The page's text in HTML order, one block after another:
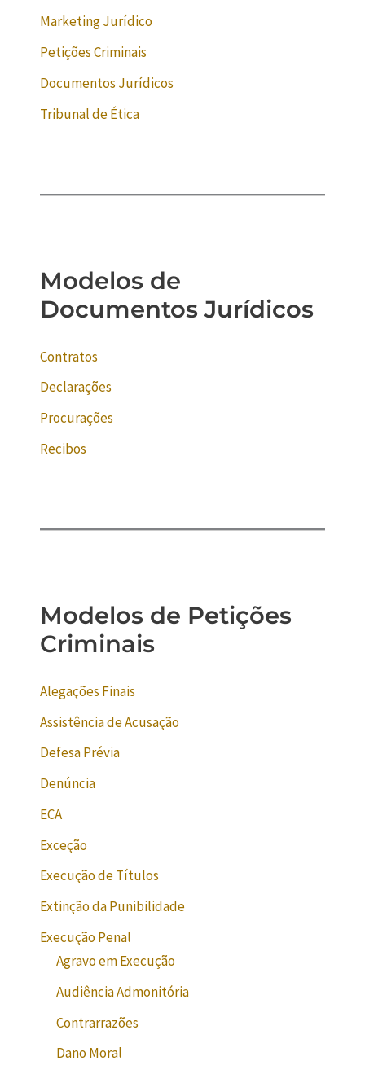
Marketing Jurídico
Petições Criminais
Documentos Jurídicos
Tribunal de Ética
Modelos de
Documentos Jurídicos
Contratos
Declarações
Procurações
Recibos
Modelos de Petições
Criminais
Alegações Finais
Assistência de Acusação
Defesa Prévia
Denúncia
ECA
Exceção
Execução de Títulos
Extinção da Punibilidade
Execução Penal
Agravo em Execução
Audiência Admonitória
Contrarrazões
Dano Moral